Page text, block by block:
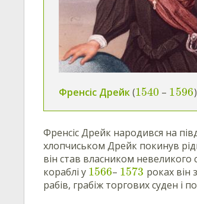
Френсіс Дрейк(1540 – 1 596
Френсіс Дрейк народився на
хлопчиськом Дрейк покинув
він став власником невеликого
кораблі у 1566– 1573 роках він
рабів, грабіж торгових суден і